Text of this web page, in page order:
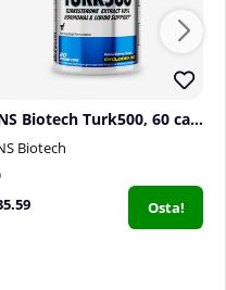
SNS Biotech Turk500, 60 caps
Biotech
Osta!